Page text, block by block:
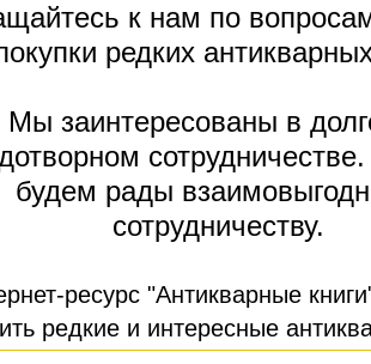
к нам по
редких
Мы заинтересованы в
будем рады
сотрудничеству.
ресурс "Антикварные
редкие и интересные